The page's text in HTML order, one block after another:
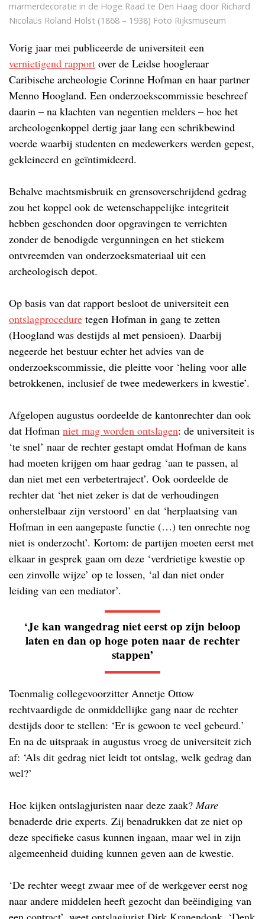
marmerdecoratie in de Hoge Raad te Den Haag door Richard
Nicolaüs Roland Holst (1868 – 1938) Foto Rijksmuseum
Vorig jaar mei publiceerde de universiteit een
vernietigend rapport over de Leidse hoogleraar
Caribische archeologie Corinne Hofman en haar partner
Menno Hoogland. Een onderzoekscommissie beschreef
daarin – na klachten van negentien melders – hoe het
archeologenkoppel dertig jaar lang een schrikbewind
voerde waarbij studenten en medewerkers werden gepest,
gekleineerd en geïntimideerd.
Behalve machtsmisbruik en grensoverschrijdend gedrag
zou het koppel ook de wetenschappelijke integriteit
hebben geschonden door opgravingen te verrichten
zonder de benodigde vergunningen en het stiekem
ontvreemden van onderzoeksmateriaal uit een
archeologisch depot.
Op basis van dat rapport besloot de universiteit een
ontslagprocedure tegen Hofman in gang te zetten
(Hoogland was destijds al met pensioen). Daarbij
negeerde het bestuur echter het advies van de
onderzoekscommissie, die pleitte voor ‘heling voor alle
betrokkenen, inclusief de twee medewerkers in kwestie’.
Afgelopen augustus oordeelde de kantonrechter dan ook
dat Hofman niet mag worden ontslagen: de universiteit is
‘te snel’ naar de rechter gestapt omdat Hofman de kans
had moeten krijgen om haar gedrag ‘aan te passen, al
dan niet met een verbetertraject’. Ook oordeelde de
rechter dat ‘het niet zeker is dat de verhoudingen
onherstelbaar zijn verstoord’ en dat ‘herplaatsing van
Hofman in een aangepaste functie (…) ten onrechte nog
niet is onderzocht’. Kortom: de partijen moeten eerst met
elkaar in gesprek gaan om deze ‘verdrietige kwestie op
een zinvolle wijze’ op te lossen, ‘al dan niet onder
leiding van een mediator’.
‘Je kan wangedrag niet eerst op zijn beloop
laten en dan op hoge poten naar de rechter
stappen’
Toenmalig collegevoorzitter Annetje Ottow
rechtvaardigde de onmiddellijke gang naar de rechter
destijds door te stellen: ‘Er is gewoon te veel gebeurd.’
En na de uitspraak in augustus vroeg de universiteit zich
af: ‘Als dit gedrag niet leidt tot ontslag, welk gedrag dan
wel?’
Hoe kijken ontslagjuristen naar deze zaak?Mare
benaderde drie experts. Zij benadrukken dat ze niet op
deze specifieke casus kunnen ingaan, maar wel in zijn
algemeenheid duiding kunnen geven aan de kwestie.
‘De rechter weegt zwaar mee of de werkgever eerst nog
naar andere middelen heeft gezocht dan beëindiging van